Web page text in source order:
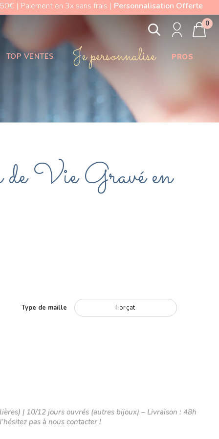
| Paiement en 3x sans frais | Personnalisation Offerte
TOP VENTES Je personnalise PROS
0
Vie Gravé en
Type de maille Forçat
| 10/12 jours ouvrés (autres bijoux) – Livraison : 48h
pas à nous contacter !